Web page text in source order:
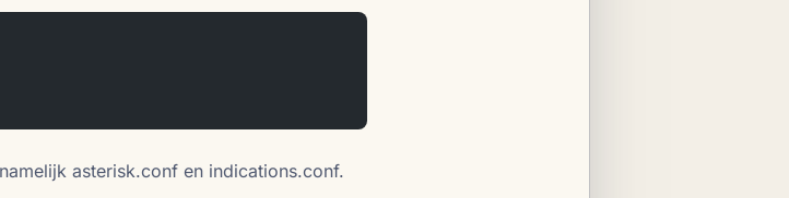
asterisk.conf en indications.conf.